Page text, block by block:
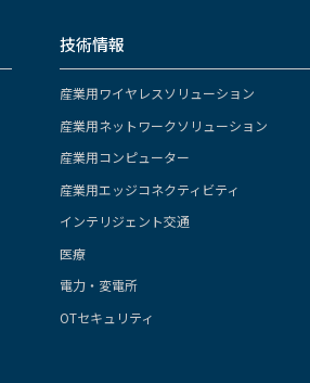
技術情報
産業用ワイヤレスソリューション
産業用ネットワークソリューション
産業用コンピューター
産業用エッジコネクティビティ
インテリジェント交通
医療
電力・変電所
OTセキュリティ